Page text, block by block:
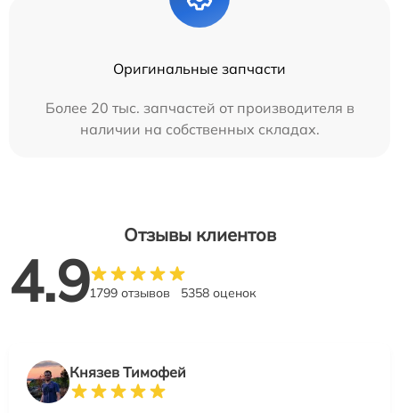
Оригинальные запчасти
Более 20 тыс. запчастей от производителя в
наличии на собственных складах.
Отзывы клиентов
4.91799 отзывов 5358 оценок
Князев Тимофей